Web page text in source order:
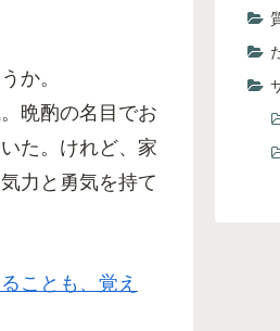
か。
晩酌の名目でお
た。けれど、家
力と勇気を持て
ことも、覚え